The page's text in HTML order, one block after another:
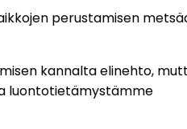
perustamisen
kannalta elinehto,
luontotietämystämme